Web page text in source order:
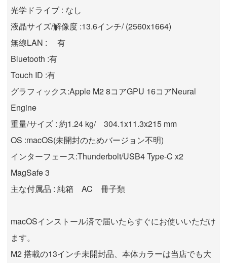
光学ドライブ : なし
液晶サイズ/解像度 :13.6インチ/ (2560x1664)
無線LAN : 有
Bluetooth :有
Touch ID :有
グラフィックス:Apple M2 8コアGPU 16コアNeural
Engine
重量/サイズ : 約1.24 kg/ 304.1x11.3x215 mm
OS :macOS(未開封のためバージョン不明)
インターフェース:Thunderbolt/USB4 Type-C x2
MagSafe 3
主な付属品 : 純箱 AC 冊子類
macOSインストール済で届いたらすぐにお使いいただけ
ます。
M2 搭載の13インチ未開封品、本体カラーは当店でも大